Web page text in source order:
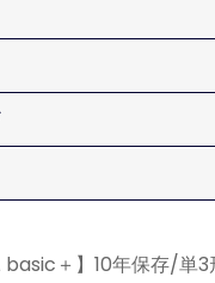
basic＋】10年保存/